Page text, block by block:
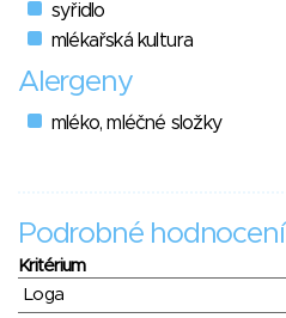
syřidlo
mlékařská kultura
Alergeny
mléko, mléčné složky
Podrobné hodnocení
Kritérium
Loga